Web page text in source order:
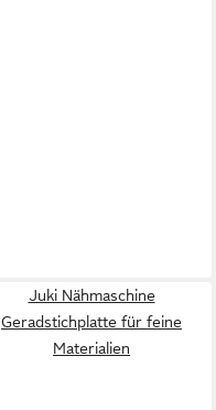
Juki Nähmaschine
Geradstichplatte für feine
Materialien